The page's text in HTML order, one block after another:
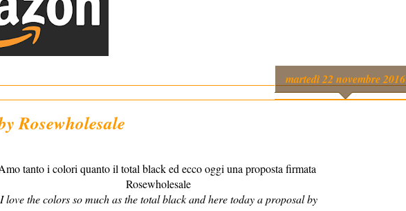
martedì 22 novembre 2016
Rosewholesale
tanto i colori quanto il total black ed ecco oggi una proposta firmata
Rosewholesale
I love the colors so much as the total black and here today a proposal by